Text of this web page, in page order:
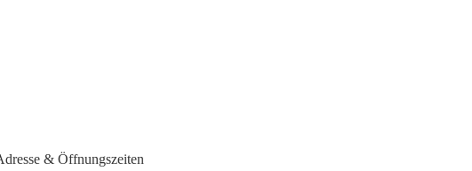
& Öffnungszeiten